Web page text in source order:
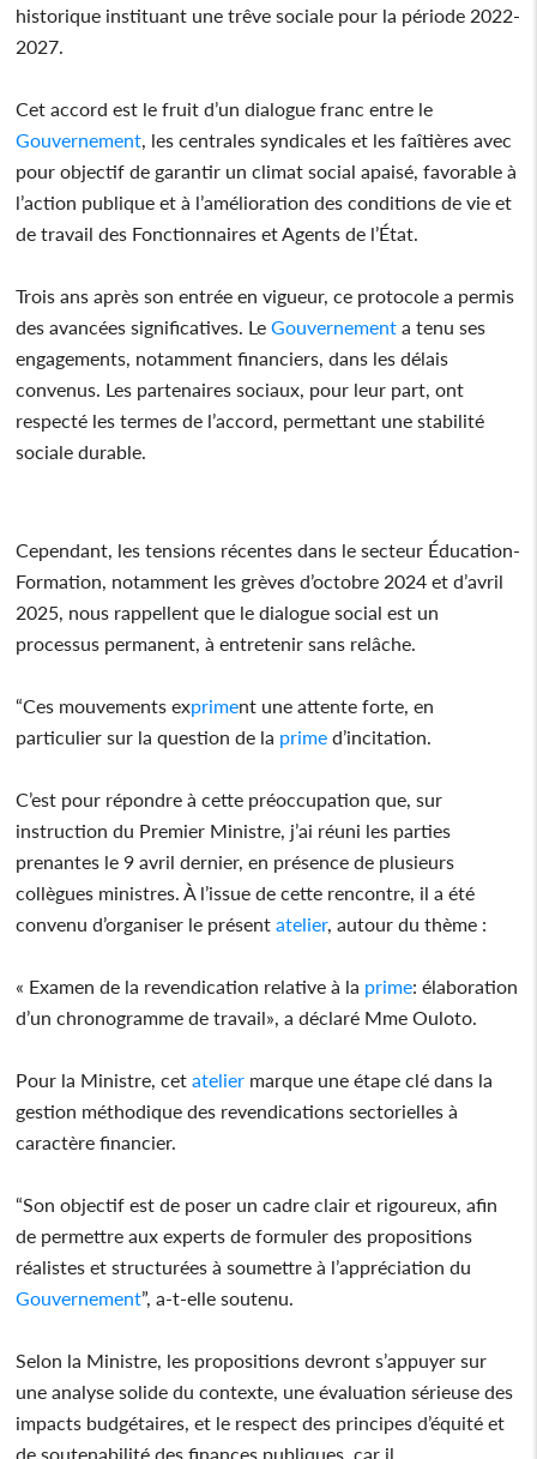
historique instituant une trêve sociale pour la période 2022-
2027.
Cet accord est le fruit d’un dialogue franc entre le
Gouvernement , les centrales syndicales et les faîtières avec
pour objectif de garantir un climat social apaisé, favorable à
l’action publique et à l’amélioration des conditions de vie et
de travail des Fonctionnaires et Agents de l’État.
Trois ans après son entrée en vigueur, ce protocole a permis
des avancées significatives. LeGouvernement a tenu ses
engagements, notamment financiers, dans les délais
convenus. Les partenaires sociaux, pour leur part, ont
respecté les termes de l’accord, permettant une stabilité
sociale durable.
Cependant, les tensions récentes dans le secteur Éducation-
Formation, notamment les grèves d’octobre 2024 et d’avril
2025, nous rappellent que le dialogue social est un
processus permanent, à entretenir sans relâche.
“Ces mouvements expriment une attente forte, en
particulier sur la question de la prime d’incitation.
C’est pour répondre à cette préoccupation que, sur
instruction du Premier Ministre, j’ai réuni les parties
prenantes le 9 avril dernier, en présence de plusieurs
collègues ministres. À l’issue de cette rencontre, il a été
convenu d’organiser le présentatelier, autour du thème :
« Examen de la revendication relative à la prime: élaboration
d’un chronogramme de travail», a déclaré Mme Ouloto.
Pour la Ministre, cetatelier marque une étape clé dans la
gestion méthodique des revendications sectorielles à
caractère financier.
“Son objectif est de poser un cadre clair et rigoureux, afin
de permettre aux experts de formuler des propositions
réalistes et structurées à soumettre à l’appréciation du
Gouvernement”, a-t-elle soutenu.
Selon la Ministre, les propositions devront s’appuyer sur
une analyse solide du contexte, une évaluation sérieuse des
impacts budgétaires, et le respect des principes d’équité et
de soutenabilité des finances publiques, car il